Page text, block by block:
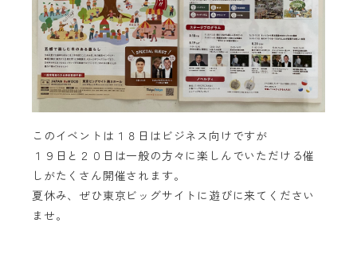
このイベントは１８日はビジネス向けですが
１９日と２０日は一般の方々に楽しんでいただける催
しがたくさん開催されます。
夏休み、ぜひ東京ビッグサイトに遊びに来てください
ませ。